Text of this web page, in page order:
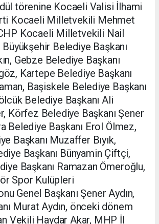
törenine Kocaeli Valisi İlhami
Kocaeli Milletvekili Mehmet
Kocaeli Milletvekili Nail
Belediye Başkanı
Gebze Belediye Başkanı
Kartepe Belediye Başkanı
Başiskele Belediye Başkanı
Belediye Başkanı Ali
Körfez Belediye Başkanı Şener
Belediye Başkanı Erol Ölmez,
Başkanı Muzaffer Bıyık,
Başkanı Bünyamin Çiftçi,
Başkanı Ramazan Ömeroğlu,
Spor Kulüpleri
Genel Başkanı Şener Aydın,
Murat Aydın, önceki dönem
Vekili Haydar Akar, MHP İl